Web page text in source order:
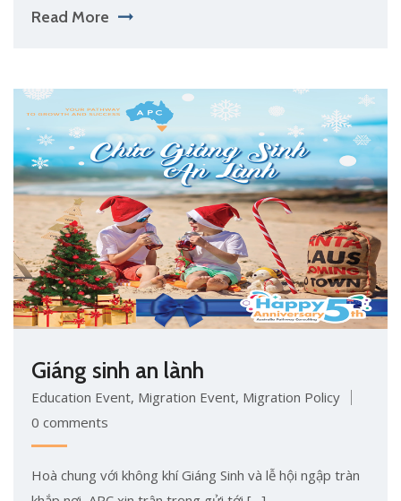
Read More
Giáng sinh an lành
Education Event, Migration Event, Migration Policy
0 comments
Hoà chung với không khí Giáng Sinh và lễ hội ngập tràn